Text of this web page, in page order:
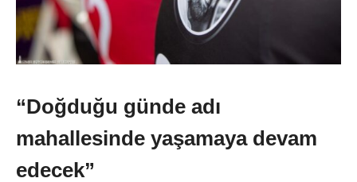
“Doğduğu günde adı
mahallesinde yaşamaya devam
edecek”